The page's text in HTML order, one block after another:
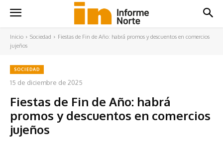
Inicio Sociedad
Fiestas de Fin de Año: habrá promos y descuentos en comercios
jujeños
SOCIEDAD
15 de diciembre de 2025
Fiestas de Fin de Año: habrá
promos y descuentos en comercios
jujeños